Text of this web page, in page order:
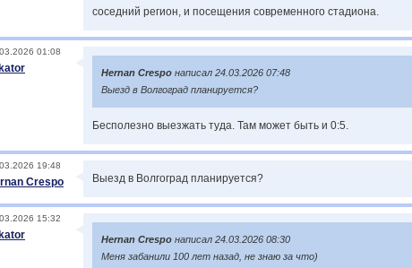
соседний регион, и посещения современного стадиона.
01:08
Hernan Crespo написал 24.03.2026 07:48
Выезд в Волгоград планируется?
Бесполезно выезжать туда. Там может быть и 0:5.
19:48
Crespo Выезд в Волгоград планируется?
15:32
Hernan Crespo написал 24.03.2026 08:30
Меня забанили 100 лет назад, не знаю за что)